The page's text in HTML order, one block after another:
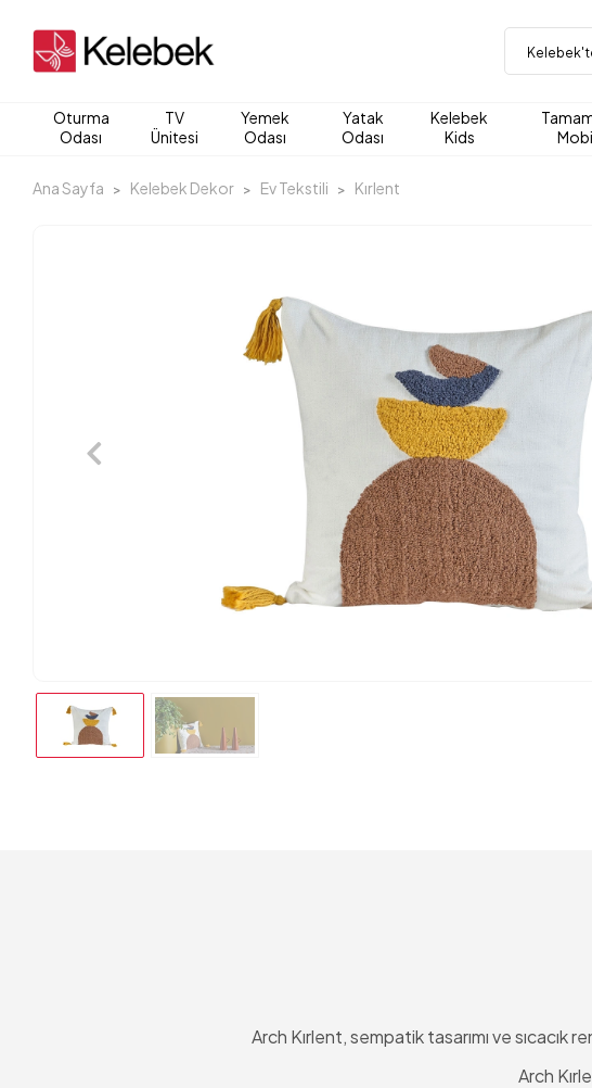
Oturma
Odası
TV
Ünitesi
Yemek
Odası
Yatak
Odası
Kelebek
Kids
Ana Sayfa Kelebek Dekor Ev Tekstili Kırlent
Arch Kırlent, sempatik tasarımı ve sıcacık
Arch